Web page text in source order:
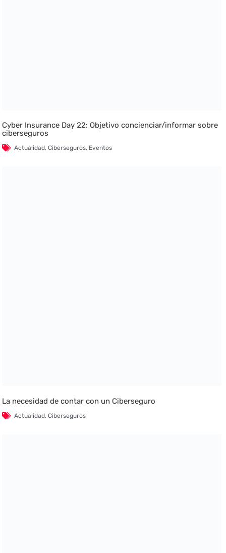
Cyber Insurance Day 22: Objetivo concienciar/informar sobre
ciberseguros
Actualidad,Ciberseguros, Eventos
La necesidad de contar con un Ciberseguro
Actualidad,Ciberseguros